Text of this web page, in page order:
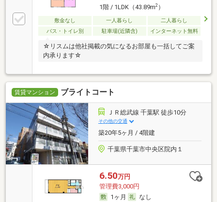
1階 / 1LDK（43.89m2）
敷金なし 一人暮らし
二人暮らし
バス・トイレ別
駐車場(近隣含) インターネット無料
☆リスムは他社掲載の気になるお部屋も一括してご案
内承ります☆
賃貸マンション ブライトコート
ＪＲ総武線 千葉駅 徒歩10分
その他の交通
築20年5ヶ月 / 4階建
千葉県千葉市中央区院内１
6.50万円
管理費3,000円
1ヶ月
なし